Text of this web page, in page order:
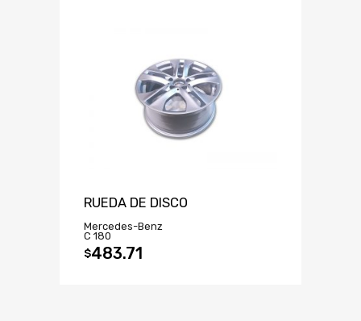
RUEDA DE DISCO
Mercedes-Benz
C 180
$483.71